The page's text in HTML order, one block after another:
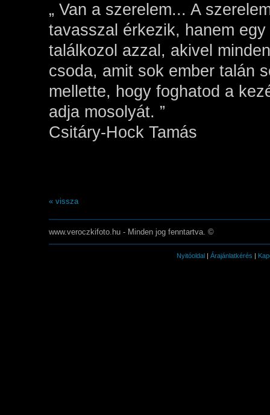
„ Van a szerelem... A
tavasszal érkezik, hanem
találkozol azzal, akivel
csoda, amit sok ember talán
mellette, hogy foghatod a
adja mosolyát. ”
Csitáry-Hock Tamás
« vissza
www.veroczkifoto.hu - Minden jog fenntartva. ©
Nyitóoldal | Árajánlatkérés |